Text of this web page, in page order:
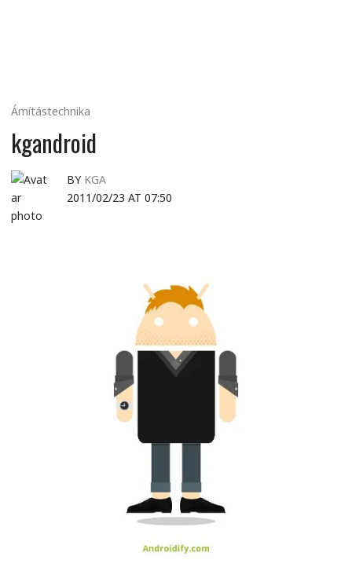
Ámítástechnika
kgandroid
BY KGA
2011/02/23 AT 07:50